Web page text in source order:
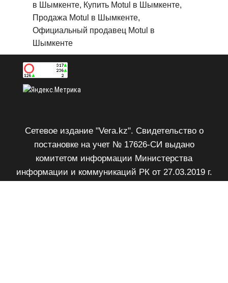
в Шымкенте, Купить Motul в Шымкенте,
Продажа Motul в Шымкенте,
Официальный продавец Motul в
Шымкенте
Сетевое издание "Vera.kz". Свидетельство о
постановке на учет № 17626-СИ выдано
комитетом информации Министерства
информации и коммуникаций РК от 27.03.2019 г.